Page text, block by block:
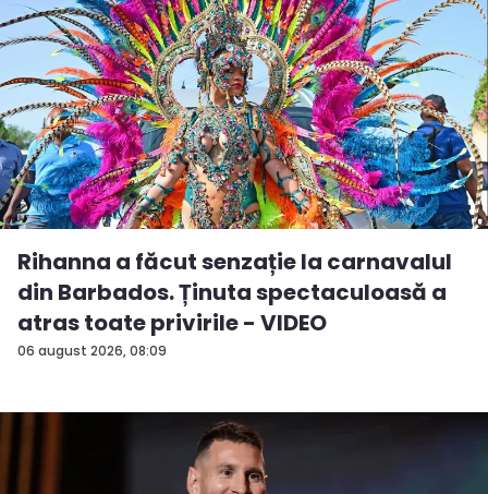
06 august 2026, 08:09
Rihanna a făcut senzație la carnavalul
din Barbados. Ținuta spectaculoasă a
atras toate privirile - VIDEO